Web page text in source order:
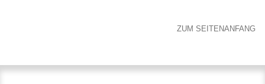
ZUM SEITENANFANG